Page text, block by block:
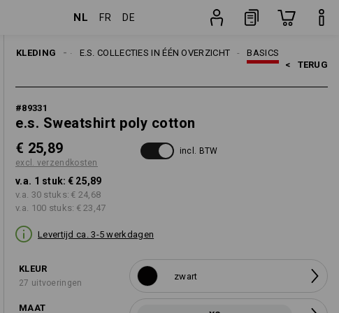
NL FR DE
KLEDING BASICS
E.S. COLLECTIES IN ÉÉN OVERZICHT
ONDERWERPEN
< TERUG
#89331
e.s. Sweatshirt poly cotton
€ 25,89
excl. verzendkosten
incl. BTW
v.a. 1 stuk: € 25,89
v.a. 30 stuks: € 24,68
v.a. 100 stuks: € 23,47
Levertijd ca. 3-5 werkdagen
KLEUR
27 uitvoeringen
zwart
MAAT